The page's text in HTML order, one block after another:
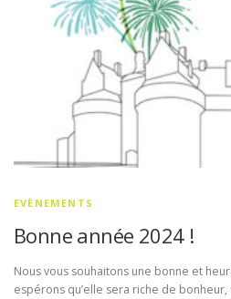
EVÈNEMENTS
Bonne année 2024 !
Nous vous souhaitons une bonne et
espérons qu’elle sera riche de